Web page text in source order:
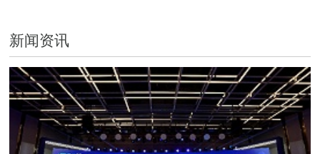
新闻资讯